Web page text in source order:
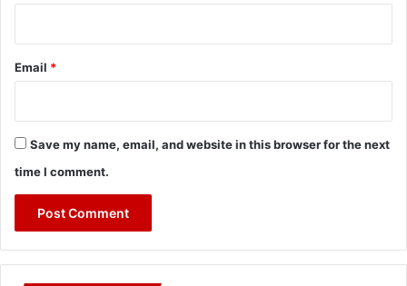
Email *
Save my name, email, and website in this browser for the next
time I comment.